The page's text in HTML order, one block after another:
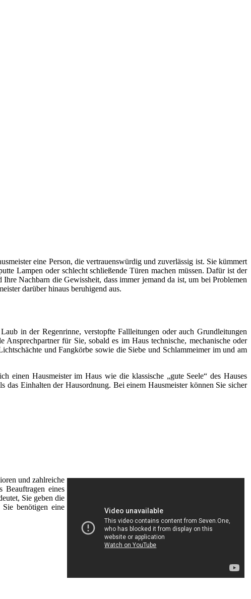
eine Person, die vertrauenswürdig und zuverlässig ist. Sie kümmert
Lampen oder schlecht schließende Türen machen müssen. Dafür ist der
Nachbarn die Gewissheit, dass immer jemand da ist, um bei Problemen
darüber hinaus beruhigend aus.
in der Regenrinne, verstopfte Fallleitungen oder auch Grundleitungen
für Sie, sobald es im Haus technische, mechanische oder
und Fangkörbe sowie die Siebe und Schlammeimer im und am
einen Hausmeister im Haus wie die klassische „gute Seele“ des Hauses
das Einhalten der Hausordnung. Bei einem Hausmeister können Sie sicher
und zahlreiche
Beauftragen eines
Sie geben die
benötigen eine